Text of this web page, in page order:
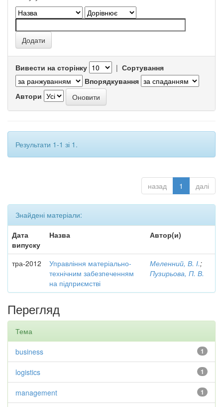
Вивести на сторінку | Сортування
Впорядкування
Автори
Результати 1-1 зі 1.
назад 1 далі
Знайдені матеріали:
Дата
випуску
Назва Автор(и)
тра-2012
Управління матеріально-
технічним забезпеченням
на підприємстві
Меленний, В. І.;
Пузирьова, П. В.
Перегляд
Тема
1
business
1
logistics
1
management